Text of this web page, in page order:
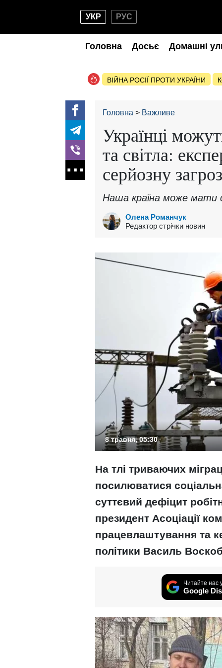
УКР РУС
Головна Досьє Домашні
ВІЙНА РОСІЇ ПРОТИ УКРАЇНИ
Головна Важливе
Українці
та світла:
серйозну
Наша країна може мати
Олена Романчук
Редактор стрічки новин
8 травня, 05:30
На тлі триваючих
посилюватися
суттєвий дефіцит
президент Асоціації
працевлаштування та
політики Василь
Читайте нас
Google